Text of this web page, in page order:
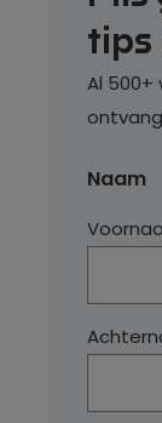
tips
Al 500+
Naam